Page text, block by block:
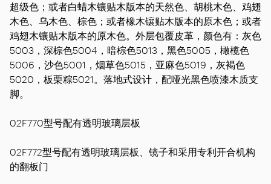
超级色；或者白蜡木镶贴木版本的天然色、胡桃木色、鸡翅
木色、乌木色、棕色；或者橡木镶贴木版本的原木色；或者
鸡翅木镶贴木版本的原木色。外层包覆皮革，颜色有：灰色
5003，深棕色5004，暗棕色5013，黑色5005，橄榄色
5006，沙色5001，烟草色5015，亚麻色5019，灰褐色
5020，板栗粽5021。落地式设计，配哑光黑色喷漆木质支
脚。
02F770型号配有透明玻璃层板
02F772型号配有透明玻璃层板、镜子和采用专利开合机构
的翻板门